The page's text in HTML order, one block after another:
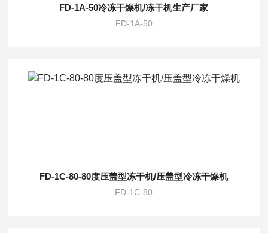
FD-1A-50冷冻干燥机/冻干机生产厂家
FD-1A-50
FD-1C-80-80度压盖型冻干机/压盖型冷冻干燥机
FD-1C-80